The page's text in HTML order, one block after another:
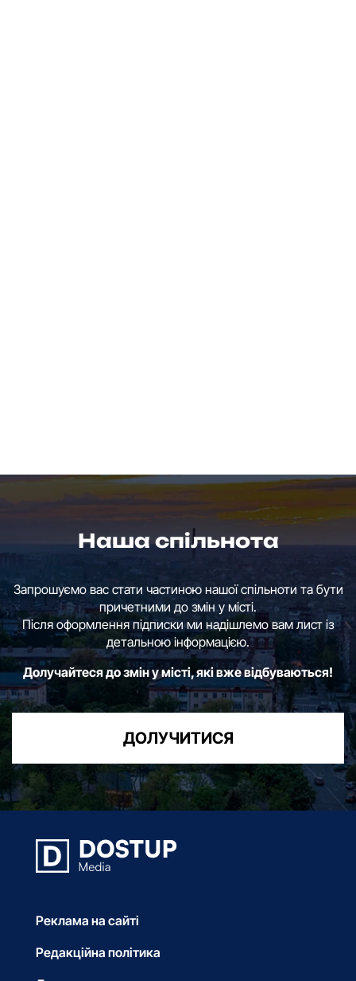
Наша спільнота
Запрошуємо вас стати частиною нашої спільноти та бути
причетними до змін у місті.
Після оформлення підписки ми надішлемо вам лист із
детальною інформацією.
Долучайтеся до змін у місті, які вже відбуваються!
ДОЛУЧИТИСЯ
Реклама на сайті
Редакційна політика